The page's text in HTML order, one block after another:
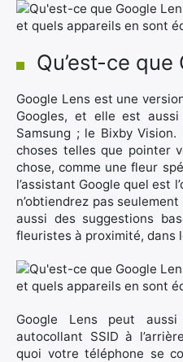
Qu’est-ce que
Google Lens est une
Googles, et elle est
Samsung ; le Bixby
choses telles que pointer
chose, comme une fleur
l’assistant Google quel est
n’obtiendrez pas
aussi des suggestions
fleuristes à proximité, dans
Google Lens peut
autocollant SSID à
quoi votre téléphone se